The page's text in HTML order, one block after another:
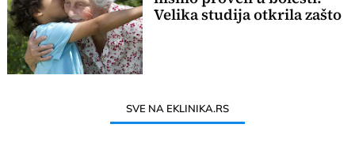
Velika studija otkrila zašto
SVE NA EKLINIKA.RS